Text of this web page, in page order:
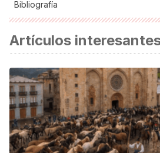
Bibliografía
de los jardines más bellos de Italia.
Artículos